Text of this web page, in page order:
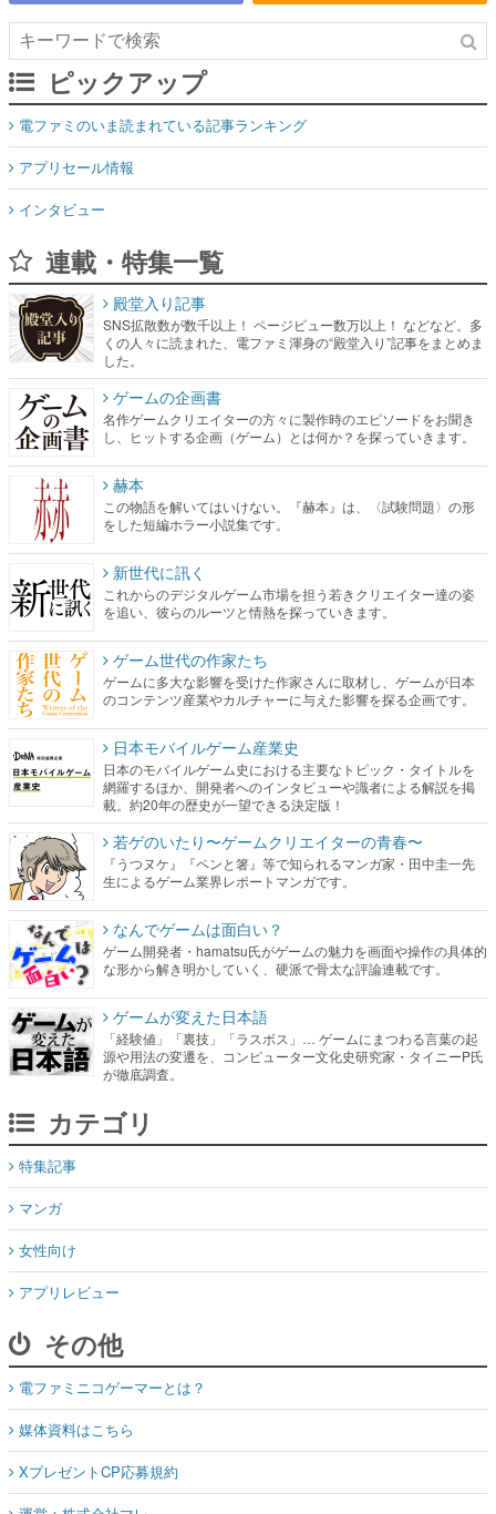
ピックアップ
電ファミのいま読まれている記事ランキング
アプリセール情報
インタビュー
連載・特集一覧
殿堂入り記事
SNS拡散数が数千以上！ ページビュー数万以上！ などなど。多
くの人々に読まれた、電ファミ渾身の“殿堂入り”記事をまとめま
した。
ゲームの企画書
名作ゲームクリエイターの方々に製作時のエピソードをお聞き
し、ヒットする企画（ゲーム）とは何か？を探っていきます。
赫本
この物語を解いてはいけない。『赫本』は、〈試験問題〉の形
をした短編ホラー小説集です。
新世代に訊く
これからのデジタルゲーム市場を担う若きクリエイター達の姿
を追い、彼らのルーツと情熱を探っていきます。
ゲーム世代の作家たち
ゲームに多大な影響を受けた作家さんに取材し、ゲームが日本
のコンテンツ産業やカルチャーに与えた影響を探る企画です。
日本モバイルゲーム産業史
日本のモバイルゲーム史における主要なトピック・タイトルを
網羅するほか、開発者へのインタビューや識者による解説を掲
載。約20年の歴史が一望できる決定版！
若ゲのいたり〜ゲームクリエイターの青春〜
『うつヌケ』『ペンと箸』等で知られるマンガ家・田中圭一先
生によるゲーム業界レポートマンガです。
なんでゲームは面白い？
ゲーム開発者・hamatsu氏がゲームの魅力を画面や操作の具体的
な形から解き明かしていく、硬派で骨太な評論連載です。
ゲームが変えた日本語
「経験値」「裏技」「ラスボス」… ゲームにまつわる言葉の起
源や用法の変遷を、コンピューター文化史研究家・タイニーP氏
が徹底調査。
カテゴリ
特集記事
マンガ
女性向け
アプリレビュー
その他
電ファミニコゲーマーとは？
媒体資料はこちら
XプレゼントCP応募規約